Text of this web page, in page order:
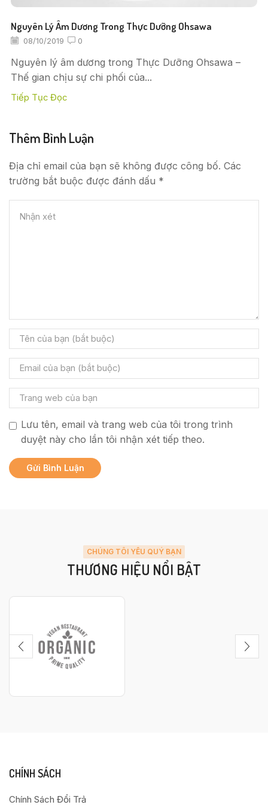
Nguyên Lý Âm Dương Trong Thực Dưỡng Ohsawa
08/10/2019 0
Nguyên lý âm dương trong Thực Dưỡng Ohsawa –
Thế gian chịu sự chi phối của...
Tiếp Tục Đọc
Thêm Bình Luận
Địa chỉ email của bạn sẽ không được công bố. Các
trường bắt buộc được đánh dấu *
Lưu tên, email và trang web của tôi trong trình
duyệt này cho lần tôi nhận xét tiếp theo.
CHÚNG TÔI YÊU QUÝ BẠN
THƯƠNG HIỆU NỔI BẬT
CHÍNH SÁCH
Chính Sách Đổi Trả